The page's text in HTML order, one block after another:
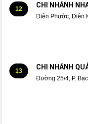
12 CHI NHÁNH
Diên Phước, Diên
13 CHI NHÁNH
Đường 25/4, P.